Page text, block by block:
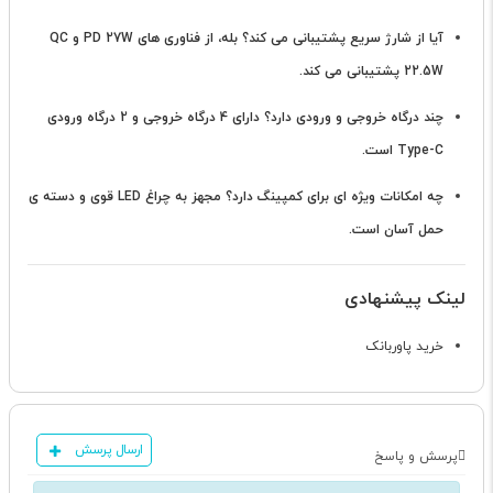
آیا از شارژ سریع پشتیبانی می کند؟
بله، از فناوری های PD 27W و QC
22.5W پشتیبانی می کند.
چند درگاه خروجی و ورودی دارد؟
دارای 4 درگاه خروجی و 2 درگاه ورودی
Type-C است.
چه امکانات ویژه ای برای کمپینگ دارد؟
مجهز به چراغ LED قوی و دسته ی
حمل آسان است.
لینک پیشنهادی
خرید پاوربانک
پرسش و پاسخ ارسال پرسش